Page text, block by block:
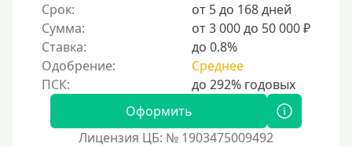
Без активации сервиса
Без участия банков
На сберкнижку
На дом срочно
Не выходя из дома
Без посещения офиса
Срок:
от 5 до 168 дней
Сумма:
от 3 000 до 50 000 ₽
Ставка:
до 0.8%
Одобрение:
Среднее
Оформить
Лицензия ЦБ: № 1903475009492